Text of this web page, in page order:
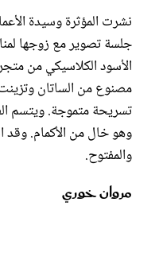
نشرت المؤثرة وسيدة
جلسة تصوير مع زوجها
مصنوع من الساتان
تسريحة متموجة. ويتسم
وهو خال من الأكمام. وقد
والمفتوح.
مروان خوري